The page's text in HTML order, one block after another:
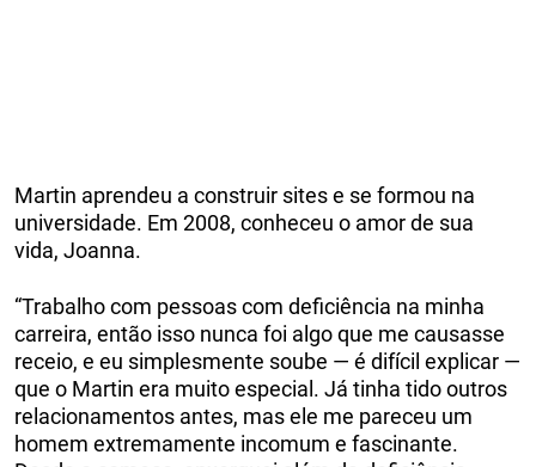
Martin aprendeu a construir sites e se formou na
universidade. Em 2008, conheceu o amor de sua
vida, Joanna.
“Trabalho com pessoas com deficiência na minha
carreira, então isso nunca foi algo que me causasse
receio, e eu simplesmente soube — é difícil explicar —
que o Martin era muito especial. Já tinha tido outros
relacionamentos antes, mas ele me pareceu um
homem extremamente incomum e fascinante.